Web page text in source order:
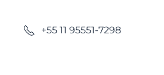
+55 11 95551-7298